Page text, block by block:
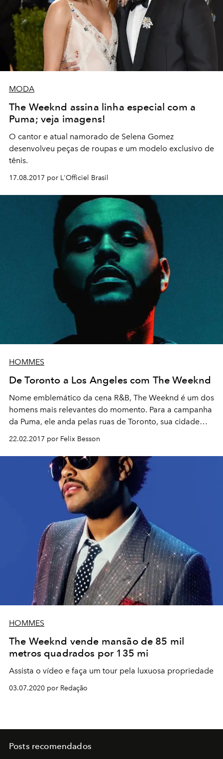
MODA
The Weeknd assina linha especial com a
Puma; veja imagens!
O cantor e atual namorado de Selena Gomez
desenvolveu peças de roupas e um modelo exclusivo de
tênis.
17.08.2017 por L'Officiel Brasil
HOMMES
De Toronto a Los Angeles com The Weeknd
Nome emblemático da cena R&B, The Weeknd é um dos
homens mais relevantes do momento. Para a campanha
da Puma, ele anda pelas ruas de Toronto, sua cidade
natal, vestindo o novo Ignite Limitless Core. Tudo
termina em LA, dirigindo seu Lamborghini.
22.02.2017 por Felix Besson
HOMMES
The Weeknd vende mansão de 85 mil
metros quadrados por 135 mi
Assista o vídeo e faça um tour pela luxuosa propriedade
03.07.2020 por Redação
Posts recomendados